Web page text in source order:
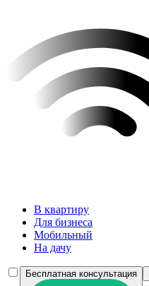
В квартиру
Для бизнеса
Мобильный
На дачу
Бесплатная консультация